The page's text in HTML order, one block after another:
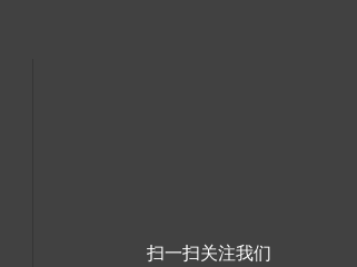
扫一扫关注我们